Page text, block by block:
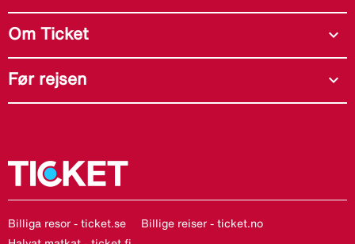
Om Ticket expand_more
Før rejsen expand_more
Billiga resor - ticket.se
Billige reiser - ticket.no